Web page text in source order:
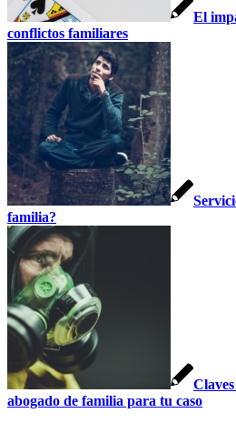
El
conflictos familiares
familia?
abogado de familia para tu caso